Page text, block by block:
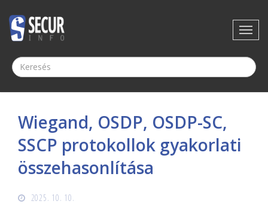
Wiegand, OSDP, OSDP-SC,
SSCP protokollok gyakorlati
összehasonlítása
2025. 10. 10.